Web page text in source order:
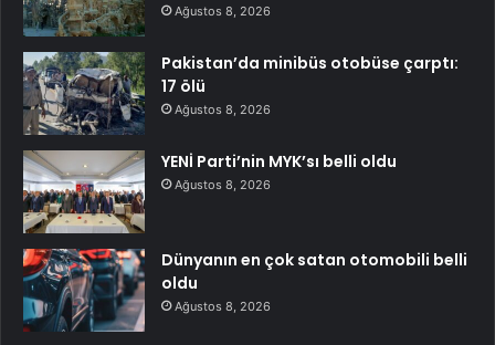
Ağustos 8, 2026
Pakistan’da minibüs otobüse çarptı:
17 ölü
Ağustos 8, 2026
YENİ Parti’nin MYK’sı belli oldu
Ağustos 8, 2026
Dünyanın en çok satan otomobili belli
oldu
Ağustos 8, 2026